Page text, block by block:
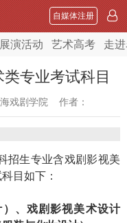
自媒体注册
展演活动 艺术高考 走
专业考试科目
戏剧学院 作者：
生专业含戏剧影视美
目如下：
、戏剧影视美术设计